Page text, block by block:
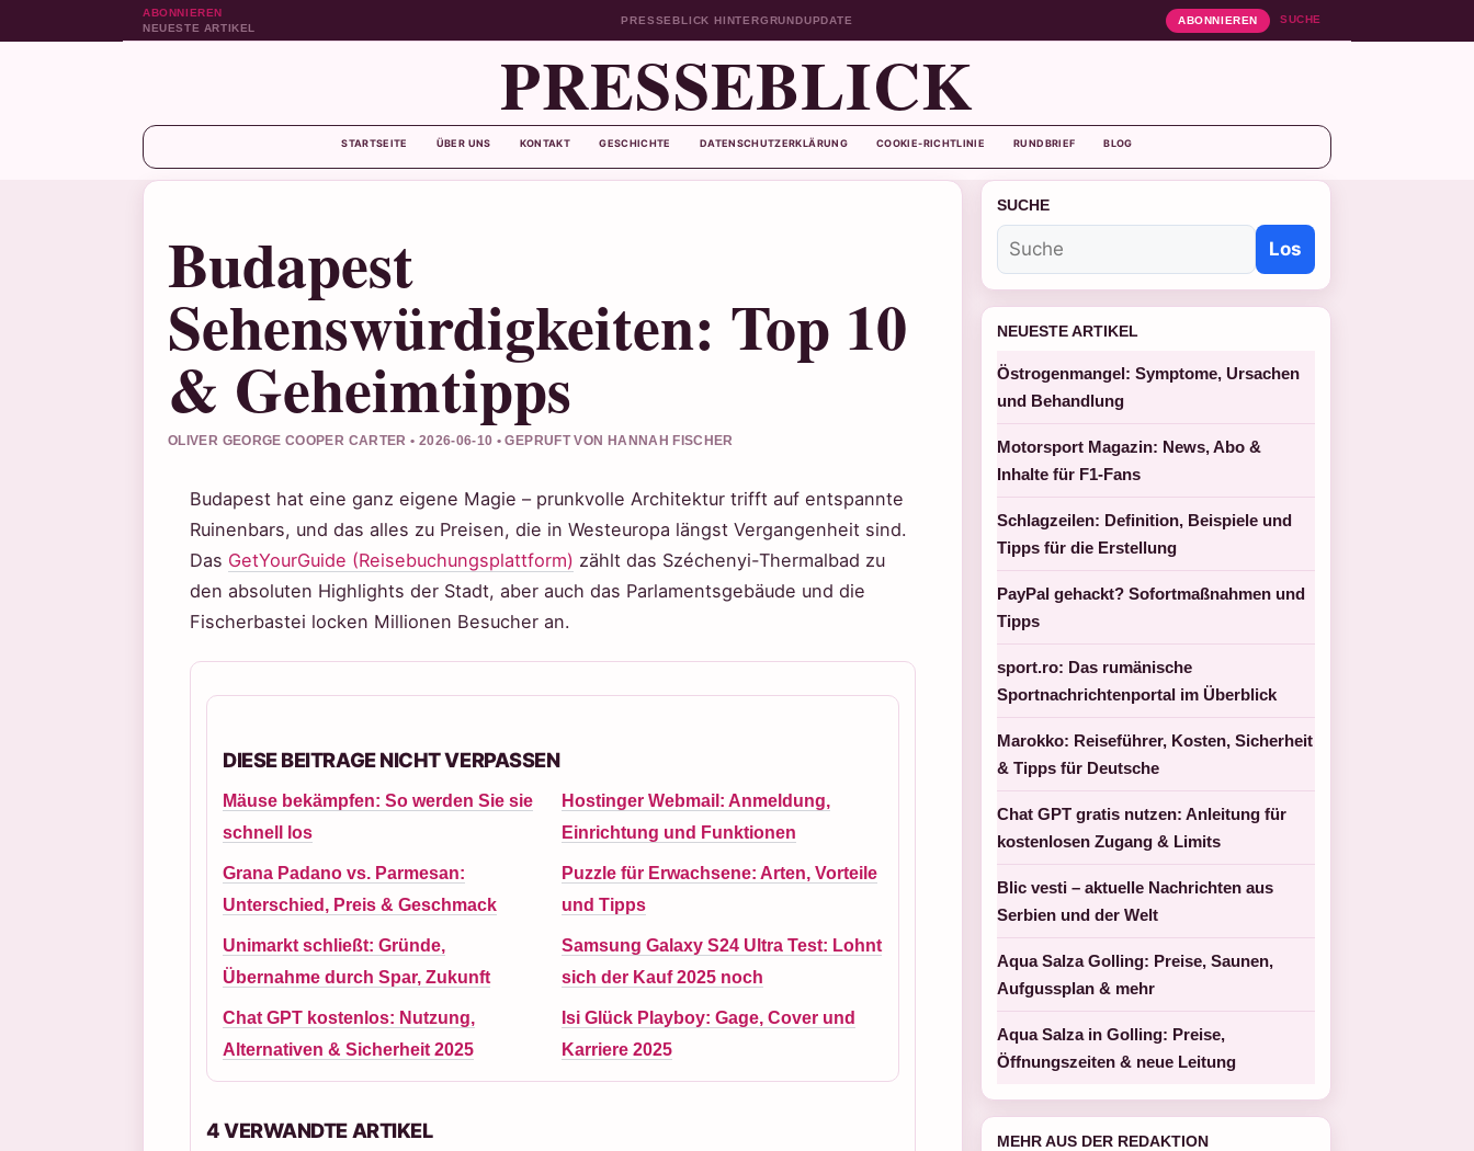
ABONNIEREN
NEUESTE ARTIKEL
PRESSEBLICK HINTERGRUNDUPDATE ABONNIEREN SUCHE
PRESSEBLICK
STARTSEITE ÜBER UNS KONTAKT GESCHICHTE DATENSCHUTZERKLÄRUNG COOKIE-RICHTLINIE RUNDBRIEF BLOG
Budapest
Sehenswürdigkeiten: Top 10
& Geheimtipps
OLIVER GEORGE COOPER CARTER • 2026-06-10 • GEPRUFT VON HANNAH FISCHER
Budapest hat eine ganz eigene Magie – prunkvolle Architektur trifft auf entspannte
Ruinenbars, und das alles zu Preisen, die in Westeuropa längst Vergangenheit sind.
Das GetYourGuide (Reisebuchungsplattform) zählt das Széchenyi-Thermalbad zu
den absoluten Highlights der Stadt, aber auch das Parlamentsgebäude und die
Fischerbastei locken Millionen Besucher an.
DIESE BEITRAGE NICHT VERPASSEN
Mäuse bekämpfen: So werden Sie sie
schnell los
Hostinger Webmail: Anmeldung,
Einrichtung und Funktionen
Grana Padano vs. Parmesan:
Unterschied, Preis & Geschmack
Puzzle für Erwachsene: Arten, Vorteile
und Tipps
Unimarkt schließt: Gründe,
Übernahme durch Spar, Zukunft
Samsung Galaxy S24 Ultra Test: Lohnt
sich der Kauf 2025 noch
Chat GPT kostenlos: Nutzung,
Alternativen & Sicherheit 2025
Isi Glück Playboy: Gage, Cover und
Karriere 2025
4 VERWANDTE ARTIKEL
SUCHE
Los
NEUESTE ARTIKEL
Östrogenmangel: Symptome, Ursachen
und Behandlung
Motorsport Magazin: News, Abo &
Inhalte für F1-Fans
Schlagzeilen: Definition, Beispiele und
Tipps für die Erstellung
PayPal gehackt? Sofortmaßnahmen und
Tipps
sport.ro: Das rumänische
Sportnachrichtenportal im Überblick
Marokko: Reiseführer, Kosten, Sicherheit
& Tipps für Deutsche
Chat GPT gratis nutzen: Anleitung für
kostenlosen Zugang & Limits
Blic vesti – aktuelle Nachrichten aus
Serbien und der Welt
Aqua Salza Golling: Preise, Saunen,
Aufgussplan & mehr
Aqua Salza in Golling: Preise,
Öffnungszeiten & neue Leitung
MEHR AUS DER REDAKTION